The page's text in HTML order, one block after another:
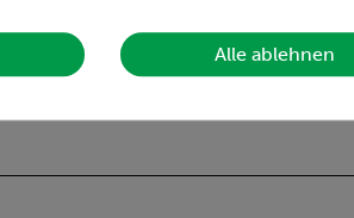
Alle ablehnen